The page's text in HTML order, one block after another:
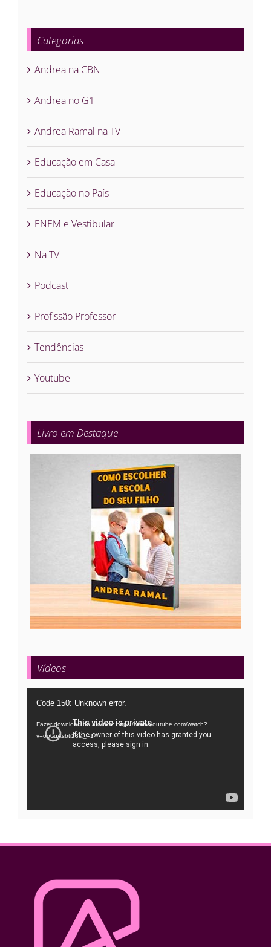
Categorias
Andrea na CBN
Andrea no G1
Andrea Ramal na TV
Educação em Casa
Educação no País
ENEM e Vestibular
Na TV
Podcast
Profissão Professor
Tendências
Youtube
Livro em Destaque
Vídeos
Tocador
vídeo
Code 150: Unknown error.
Fazer download do arquivo: https://www.youtube.com/watch?
v=oo0uAsbti28&_=1